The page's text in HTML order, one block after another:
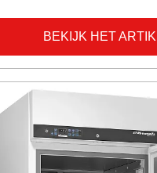
BEKIJK HET